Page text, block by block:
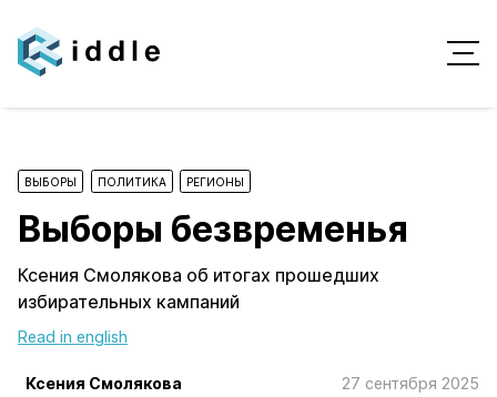
ВЫБОРЫ ПОЛИТИКА РЕГИОНЫ
Выборы безвременья
Ксения Смолякова об итогах прошедших
избирательных кампаний
Read in english
Ксения Смолякова 27 сентября 2025